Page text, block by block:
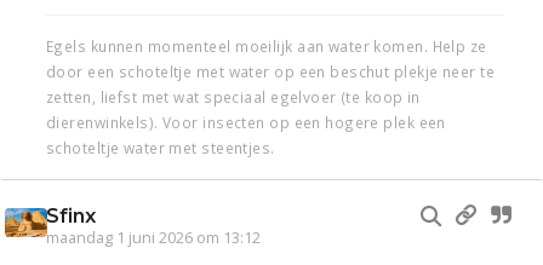
Egels kunnen momenteel moeilijk aan water komen. Help ze
door een schoteltje met water op een beschut plekje neer te
zetten, liefst met wat speciaal egelvoer (te koop in
dierenwinkels). Voor insecten op een hogere plek een
schoteltje water met steentjes.
Sfinx
maandag 1 juni 2026 om 13:12